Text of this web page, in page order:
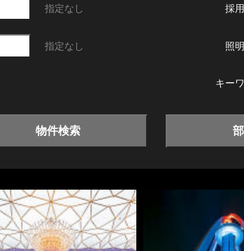
指定なし 採
指定なし 照
キー
物件検索